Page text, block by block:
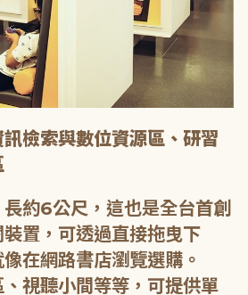
檢索與數位資源區、研習
約6公尺，這也是全台首創
置，可透過直接拖曳下
在網路書店瀏覽選購。
視聽小間等等，可提供單